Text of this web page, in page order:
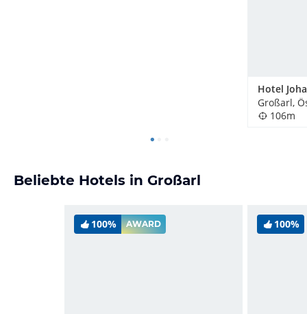
Hotel
Großarl,
106m
Beliebte Hotels in Großarl
100% AWARD 100%